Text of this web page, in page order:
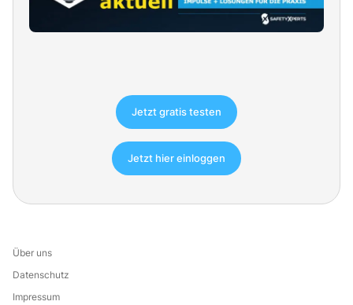
Jetzt gratis testen
Jetzt hier einloggen
Über uns
Datenschutz
Impressum